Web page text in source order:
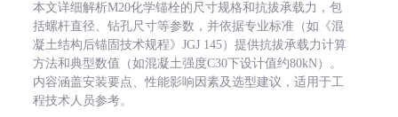
本文详细解析M20化学锚栓的尺寸规格和抗拔承载力，包
括螺杆直径、钻孔尺寸等参数，并依据专业标准（如《混
凝土结构后锚固技术规程》JGJ 145）提供抗拔承载力计算
方法和典型数值（如混凝土强度C30下设计值约80kN）。
内容涵盖安装要点、性能影响因素及选型建议，适用于工
程技术人员参考。